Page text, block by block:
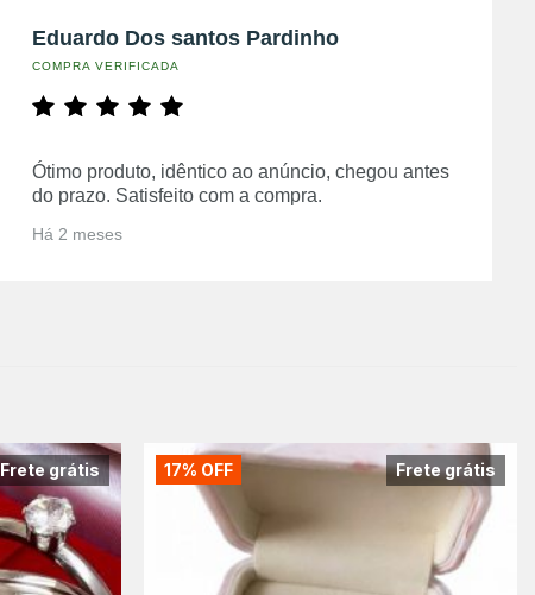
Eduardo Dos santos Pardinho
COMPRA VERIFICADA
Ótimo produto, idêntico ao anúncio, chegou antes
do prazo. Satisfeito com a compra.
Há 2 meses
Frete grátis Frete grátis
17% OFF